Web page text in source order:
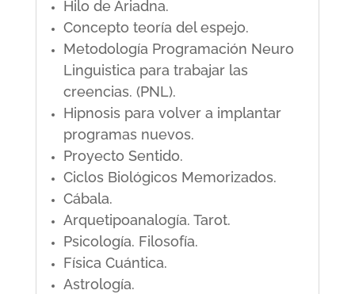
Hilo de Ariadna.
Concepto teoría del espejo.
Metodología Programación Neuro
Linguistica para trabajar las
creencias. (PNL).
Hipnosis para volver a implantar
programas nuevos.
Proyecto Sentido.
Ciclos Biológicos Memorizados.
Cábala.
Arquetipoanalogía. Tarot.
Psicología. Filosofía.
Física Cuántica.
Astrología.